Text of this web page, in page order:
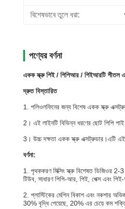
বিশেষভাবে তুলে ধরা:
পণ্যের বর্ণনা
একক স্ক্রু পিই / পিপিআর / পিইআরটি শীতল
দ্রুত বিস্তারিত
1. পলিওলফিনের জন্য বিশেষ একক স্ক্রু
2। এই লাইনটি বিভিন্ন ধরণের ছোট পিপি
3। উচ্চ দক্ষতা একক স্ক্রু এক্সট্রুডার।এটি
বর্ণনা:
1. পৃথককরণ মিক্সিং স্ক্রু বিশেষত ডিজিওর 2-
টিউব, সাধারণ পিপি-আর, পিই, পেক্স এবং
2. প্লাস্টিকের মেশিন বিকাশ এবং নকশার
30% বৃদ্ধি পেয়েছে, 20% এর চেয়ে কম